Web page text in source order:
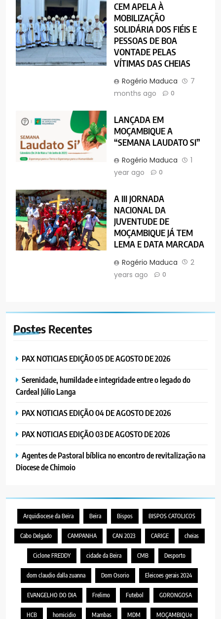
CEM APELA À
MOBILIZAÇÃO
SOLIDÁRIA DOS FIÉIS E
PESSOAS DE BOA
VONTADE PELAS
VÍTIMAS DAS CHEIAS
Rogério Maduca
7
months ago
0
LANÇADA EM
MOÇAMBIQUE A
“SEMANA LAUDATO SI”
Rogério Maduca
1
year ago
0
A III JORNADA
NACIONAL DA
JUVENTUDE DE
MOÇAMBIQUE JÁ TEM
LEMA E DATA MARCADA
Rogério Maduca
2
years ago
0
Postes Recentes
PAX NOTICIAS EDIÇÃO 05 DE AGOSTO DE 2026
Serenidade, humildade e integridade entre o legado do
Cardeal Júlio Langa
PAX NOTICIAS EDIÇÃO 04 DE AGOSTO DE 2026
PAX NOTICIAS EDIÇÃO 03 DE AGOSTO DE 2026
Agentes de Pastoral bíblica no encontro de revitalização na
Diocese de Chimoio
Arquidiocese da Beira Beira Bispos BISPOS CATOLICOS
Cabo Delgado CAMPANHA CAN 2023 CARIGE cheias
Ciclone FREDDY cidade da Beira CMB Desporto
dom claudio dalla zuanna Dom Osorio Eleicoes gerais 2024
EVANGELHO DO DIA Frelimo Futebol GORONGOSA
HCB homicidio Mambas MDM MOÇAMBIQUe